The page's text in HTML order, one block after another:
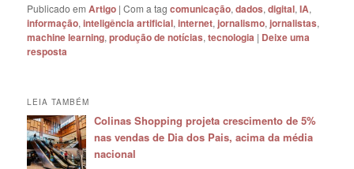
Publicado em Artigo |Com a tagcomunicação,dados,digital,IA,
informação,inteligência artificial,internet,jornalismo,jornalistas,
machine learning,produção de notícias,tecnologia | Deixe uma
resposta
LEIA TAMBÉM
Colinas Shopping projeta crescimento de 5%
nas vendas de Dia dos Pais, acima da média
nacional